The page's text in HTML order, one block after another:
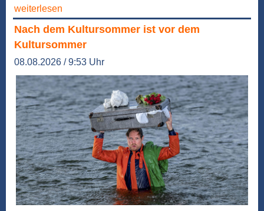
weiterlesen
Nach dem Kultursommer ist vor dem
Kultursommer
08.08.2026 / 9:53 Uhr